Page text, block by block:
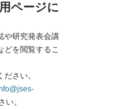
ページに
や研究発表会講
どを閲覧するこ
さい。
い。